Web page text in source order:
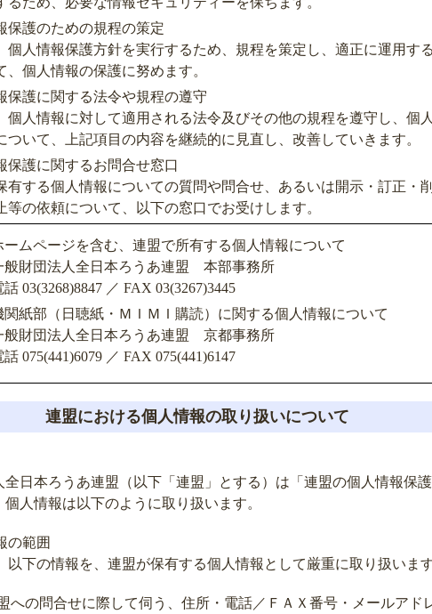
保護のための規程の策定
個人情報保護方針を実行するため、規程を策定し、適正に運用す
、個人情報の保護に努めます。
保護に関する法令や規程の遵守
個人情報に対して適用される法令及びその他の規程を遵守し、個
ついて、上記項目の内容を継続的に見直し、改善していきます。
保護に関するお問合せ窓口
有する個人情報についての質問や問合せ、あるいは開示・訂正・
等の依頼について、以下の窓口でお受けします。
ームページを含む、連盟で所有する個人情報について
般財団法人全日本ろうあ連盟 本部事務所
話 03(3268)8847 ／ FAX 03(3267)3445
関紙部（日聴紙・ＭＩＭＩ購読）に関する個人情報について
般財団法人全日本ろうあ連盟 京都事務所
話 075(441)6079 ／ FAX 075(441)6147
連盟における個人情報の取り扱いについて
全日本ろうあ連盟（以下「連盟」とする）は「連盟の個人情報保
人情報は以下のように取り扱います。
の範囲
以下の情報を、連盟が保有する個人情報として厳重に取り扱います
への問合せに際して伺う、住所・電話／ＦＡＸ番号・メールアド